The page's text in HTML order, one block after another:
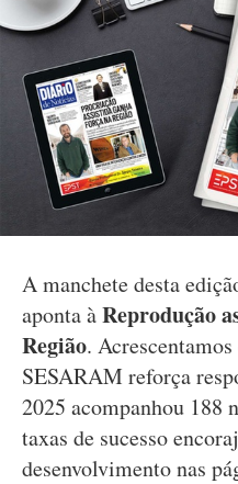
A manchete desta
aponta àReprodução
Região.
SESARAM reforça
2025 acompanhou 188
taxas de sucesso
desenvolvimento nas